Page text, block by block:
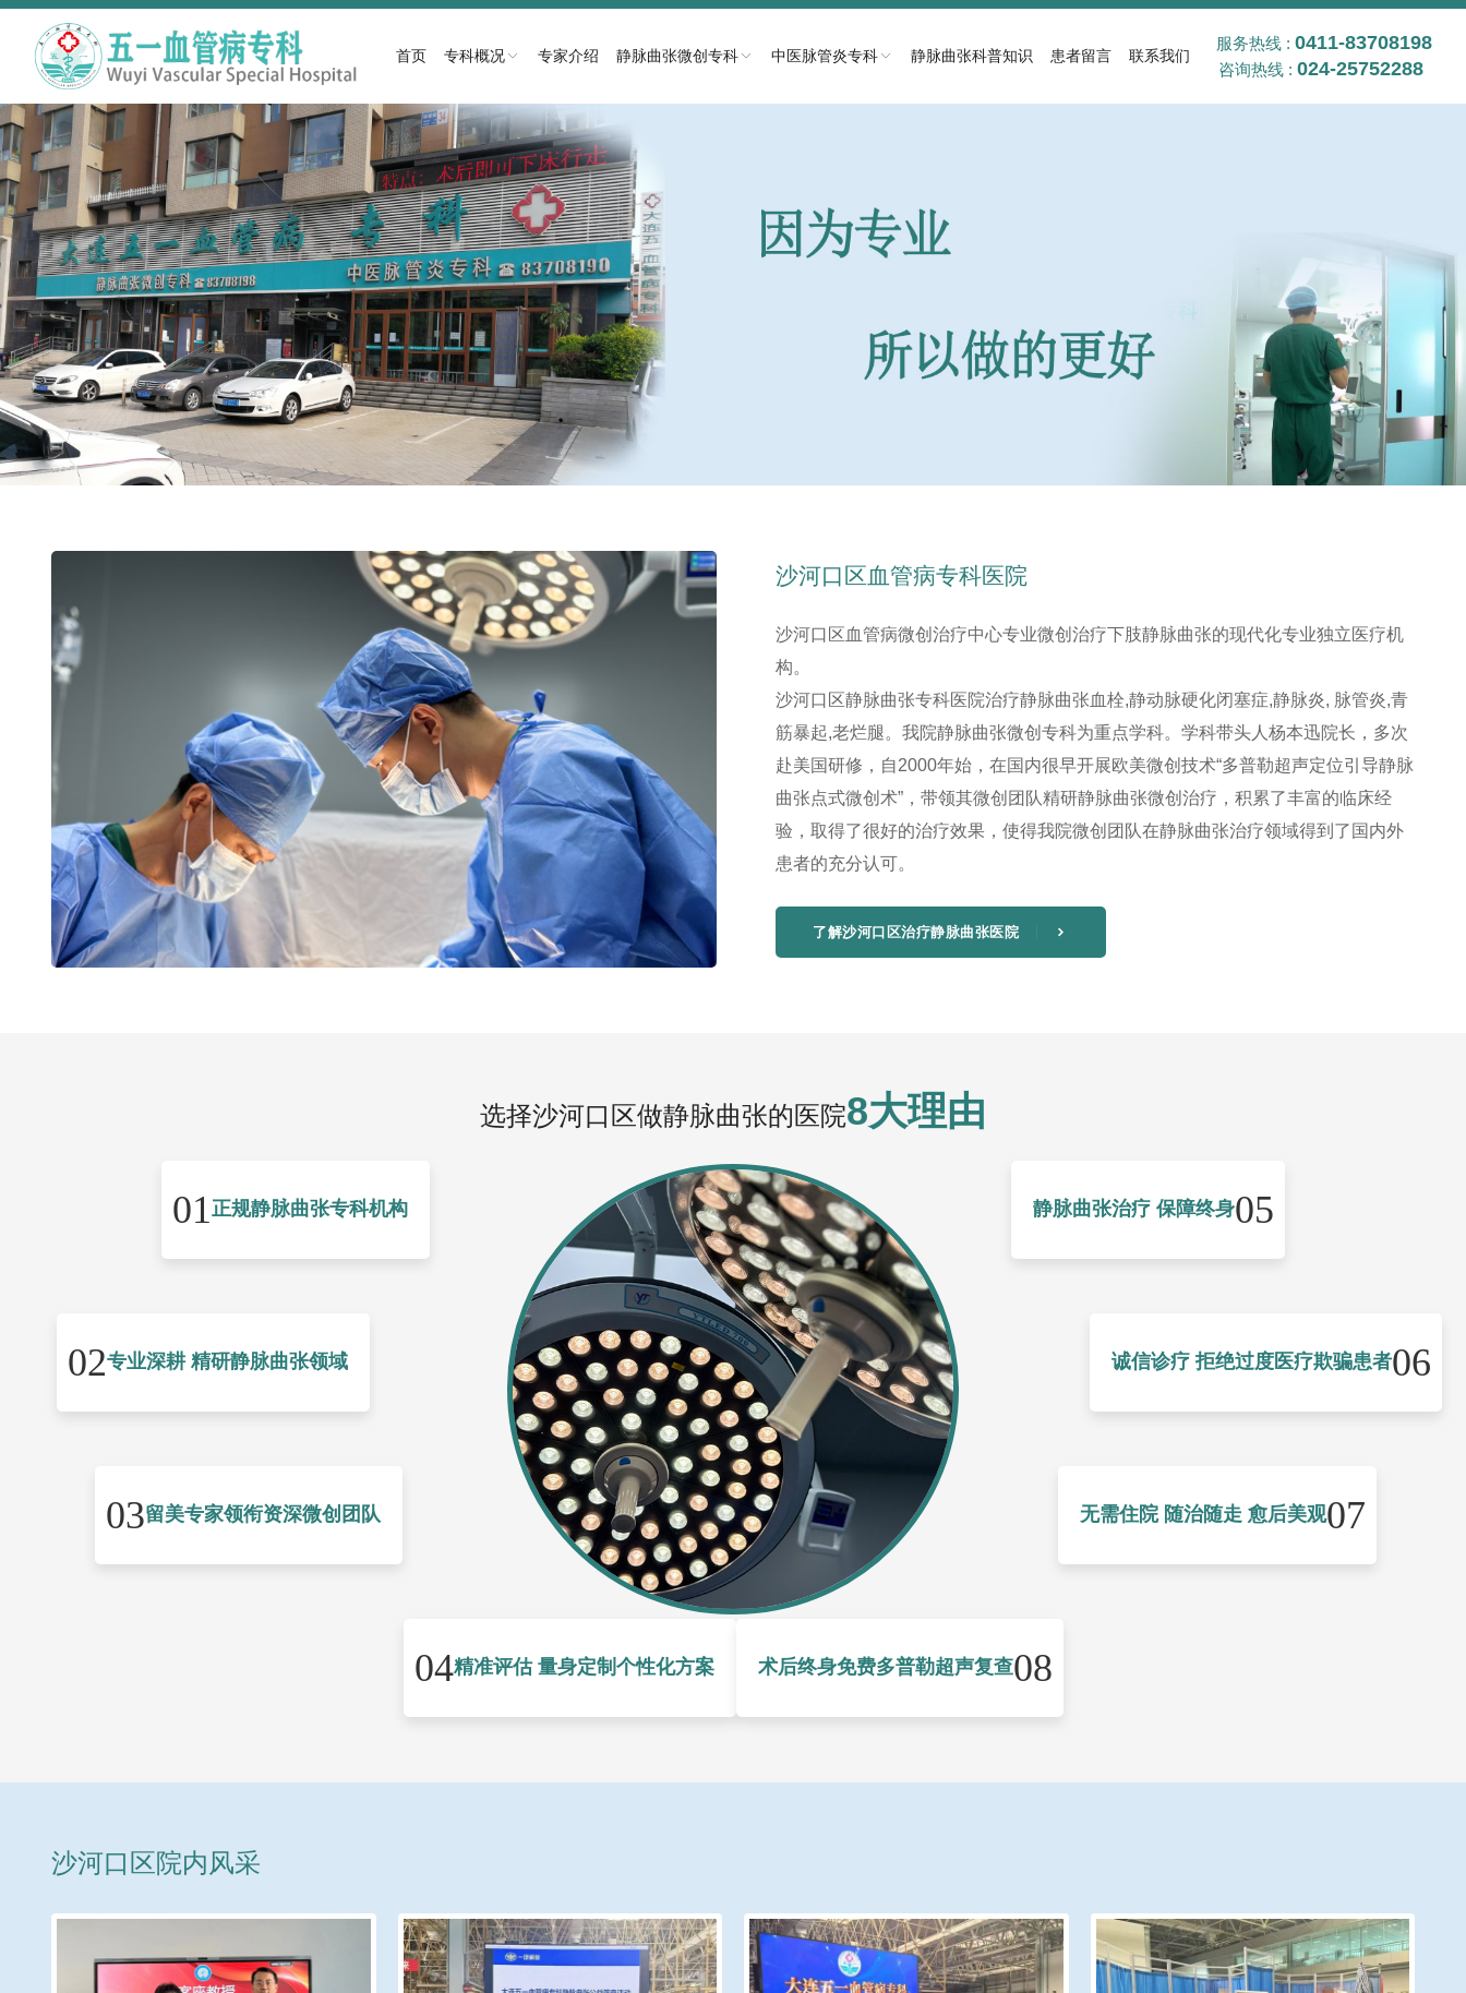
首页 专科概况 专家介绍 静脉曲张微创专科 中医脉管炎专科 静脉曲张科普知识 患者留言 联系我们
服务热线 : 0411-83708198
咨询热线 : 024-25752288
沙河口区血管病专科医院
沙河口区血管病微创治疗中心专业微创治疗下肢静脉曲张的现代化专业独立医疗机
构。
沙河口区静脉曲张专科医院治疗静脉曲张血栓,静动脉硬化闭塞症,静脉炎, 脉管炎,青
筋暴起,老烂腿。我院静脉曲张微创专科为重点学科。学科带头人杨本迅院长，多次
赴美国研修，自2000年始，在国内很早开展欧美微创技术“多普勒超声定位引导静脉
曲张点式微创术”，带领其微创团队精研静脉曲张微创治疗，积累了丰富的临床经
验，取得了很好的治疗效果，使得我院微创团队在静脉曲张治疗领域得到了国内外
患者的充分认可。
了解沙河口区治疗静脉曲张医院
选择沙河口区做静脉曲张的医院8大理由
01 正规静脉曲张专科机构
02专业深耕 精研静脉曲张领域
03留美专家领衔资深微创团队
05
静脉曲张治疗 保障终身
06
诚信诊疗 拒绝过度医疗欺骗患者
07
无需住院 随治随走 愈后美观
04精准评估 量身定制个性化方案 08
术后终身免费多普勒超声复查
沙河口区院内风采